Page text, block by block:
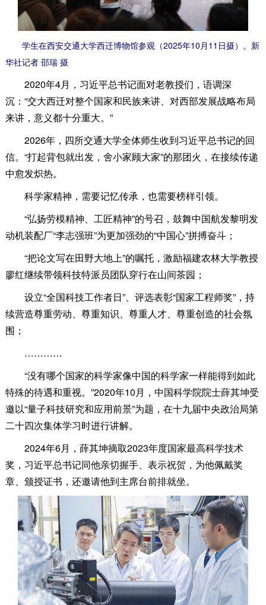
学生在西安交通大学西迁博物馆参观（2025年10月11日摄）。新
华社记者 邵瑞 摄
2020年4月，习近平总书记面对老教授们，语调深
沉：“交大西迁对整个国家和民族来讲、对西部发展战略布局
来讲，意义都十分重大。”
2026年，四所交通大学全体师生收到习近平总书记的回
信。“打起背包就出发，舍小家顾大家”的那团火，在接续传递
中愈发炽热。
科学家精神，需要记忆传承，也需要榜样引领。
“弘扬劳模精神、工匠精神”的号召，鼓舞中国航发黎明发
动机装配厂“李志强班”为更加强劲的“中国心”拼搏奋斗；
“把论文写在田野大地上”的嘱托，激励福建农林大学教授
廖红继续带领科技特派员团队穿行在山间茶园；
设立“全国科技工作者日”、评选表彰“国家工程师奖”，持
续营造尊重劳动、尊重知识、尊重人才、尊重创造的社会氛
围；
…………
“没有哪个国家的科学家像中国的科学家一样能得到如此
特殊的待遇和重视。”2020年10月，中国科学院院士薛其坤受
邀以“量子科技研究和应用前景”为题，在十九届中央政治局第
二十四次集体学习时进行讲解。
2024年6月，薛其坤摘取2023年度国家最高科学技术
奖，习近平总书记同他亲切握手、表示祝贺，为他佩戴奖
章、颁授证书，还邀请他到主席台前排就坐。